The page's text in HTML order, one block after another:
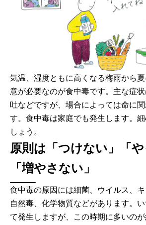
気温、湿度ともに高くなる梅雨から
意が必要なのが食中毒です。主な症
吐などですが、場合によっては命に
す。食中毒は家庭でも発生します。
しょう。
原則は「つけない」「や
「増やさない」
食中毒の原因には細菌、ウイルス、
自然毒、化学物質などがあります。
て発生しますが、この時期に多いの